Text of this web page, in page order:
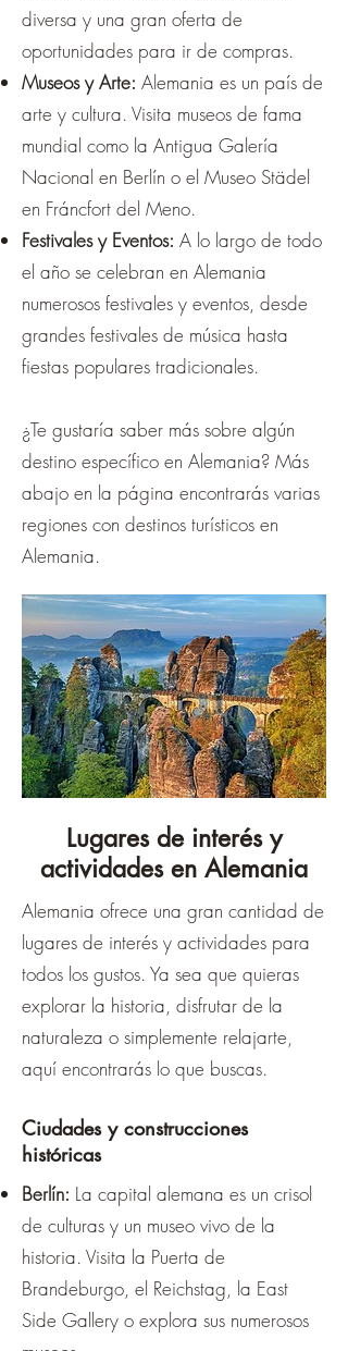
¡
diversa y una gran oferta de
oportunidades para ir de compras.
Museos y Arte: Alemania es un país de
arte y cultura. Visita museos de fama
mundial como la Antigua Galería
Nacional en Berlín o el Museo Städel
en Fráncfort del Meno.
Festivales y Eventos: A lo largo de todo
el año se celebran en Alemania
numerosos festivales y eventos, desde
grandes festivales de música hasta
fiestas populares tradicionales.
¿Te gustaría saber más sobre algún
destino específico en Alemania? Más
abajo en la página encontrarás varias
regiones con destinos turísticos en
Alemania.
Lugares de interés y
actividades en Alemania
Alemania ofrece una gran cantidad de
lugares de interés y actividades para
todos los gustos. Ya sea que quieras
explorar la historia, disfrutar de la
naturaleza o simplemente relajarte,
aquí encontrarás lo que buscas.
Ciudades y construcciones
históricas
Berlín: La capital alemana es un crisol
de culturas y un museo vivo de la
historia. Visita la Puerta de
Brandeburgo, el Reichstag, la East
Side Gallery o explora sus numerosos